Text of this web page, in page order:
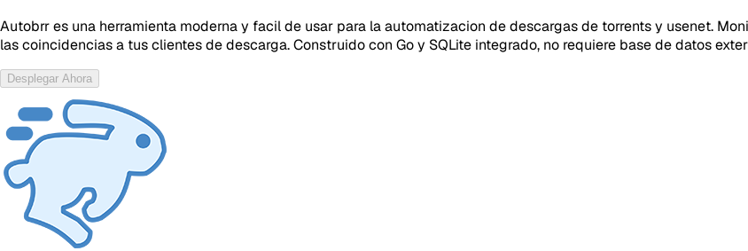
Autobrr es una herramienta moderna y facil de usar para la automatizacion de descargas de torrents y usenet.
las coincidencias a tus clientes de descarga. Construido con Go y SQLite integrado, no requiere base de datos
Desplegar Ahora